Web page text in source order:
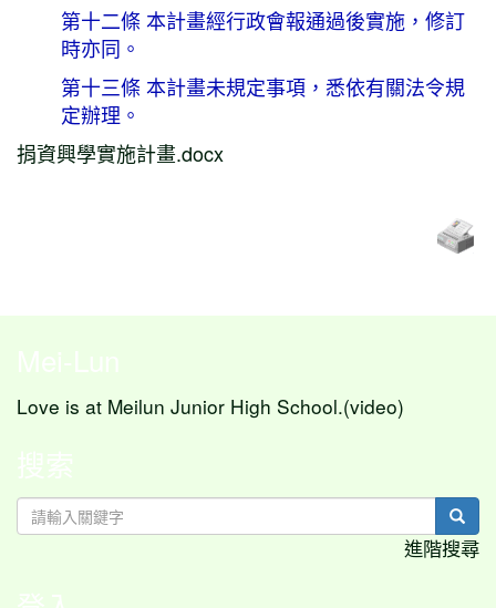
第十二條 本計畫經行政會報通過後實施，修訂
時亦同。
第十三條 本計畫未規定事項，悉依有關法令規
定辦理。
捐資興學實施計畫.docx
Mei-Lun
Love is at Meilun Junior High School.(video)
搜索
進階搜尋